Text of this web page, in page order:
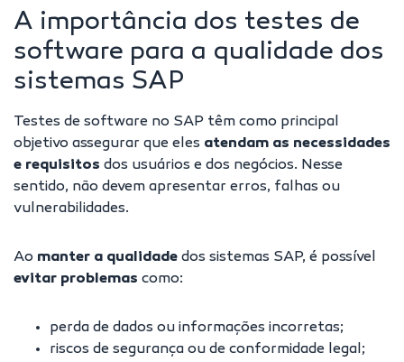
A importância dos testes de
software para a qualidade dos
sistemas SAP
Testes de software no SAP têm como principal
objetivo assegurar que eles atendam as necessidades
e requisitos dos usuários e dos negócios. Nesse
sentido, não devem apresentar erros, falhas ou
vulnerabilidades.
Ao manter a qualidade dos sistemas SAP, é possível
evitar problemas como:
perda de dados ou informações incorretas;
riscos de segurança ou de conformidade legal;